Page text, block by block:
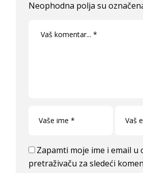
Neophodna polja su
Zapamti moje ime i email u
pretraživaču za sledeći